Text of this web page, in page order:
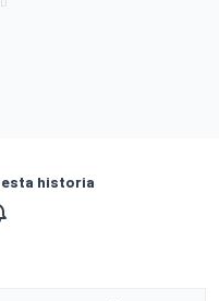
historia